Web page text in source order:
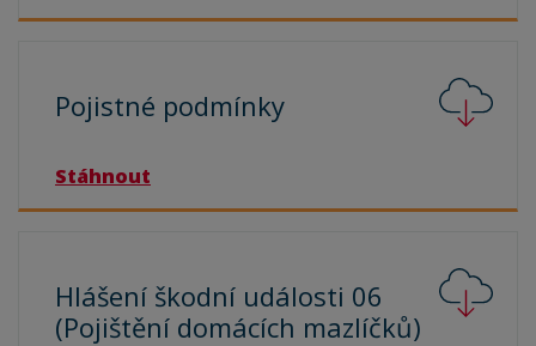
Pojistné podmínky
Stáhnout
Hlášení škodní události 06
(Pojištění domácích mazlíčků)